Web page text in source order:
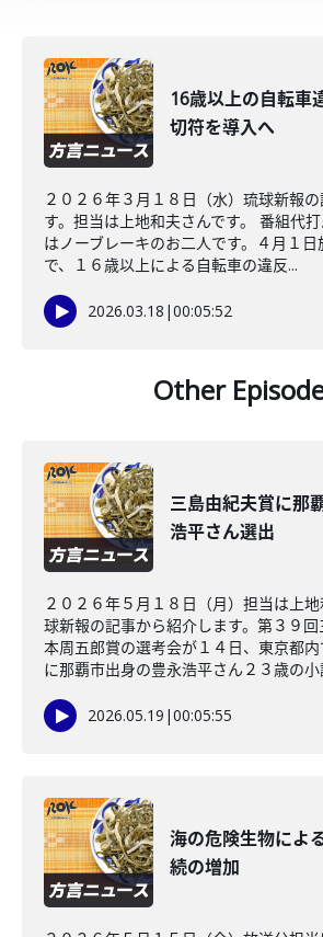
16歳以上の自転車
切符を導入へ
２０２６年３月１８日（水）琉球新報
す。担当は上地和夫さんです。 番組代
はノーブレーキのお二人です。４月１
で、１６歳以上による自転車の違反...
2026.03.18 |00:05:52
Other
三島由紀夫賞に那
浩平さん選出
２０２６年５月１８日（月）担当は上
球新報の記事から紹介します。第３９
本周五郎賞の選考会が１４日、東京都
に那覇市出身の豊永浩平さん２３歳の小
2026.05.19 |00:05:55
海の危険生物に
続の増加